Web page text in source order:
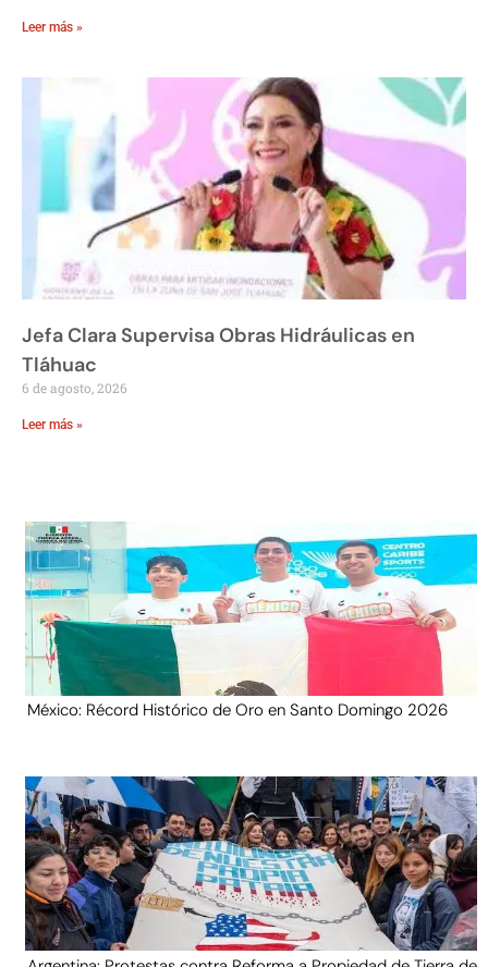
Leer más »
Jefa Clara Supervisa Obras Hidráulicas en
Tláhuac
6 de agosto, 2026
Leer más »
México: Récord Histórico de Oro en Santo Domingo 2026